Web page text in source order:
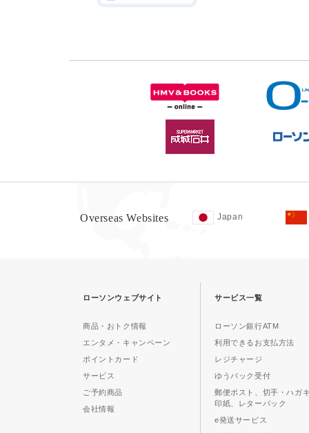
Overseas Websites Japan
ローソンウェブサイト
商品・おトク情報
エンタメ・キャンペーン
ポイントカード
サービス
ご予約商品
会社情報
サービス一覧
ローソン銀行ATM
利用できるお支払方法
レジチャージ
ゆうパック受付
郵便ポスト、切手・ハガ
印紙、レターパック
e発送サービス